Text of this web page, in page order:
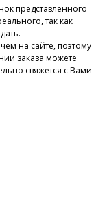
представленного
так как
на сайте, поэтому
заказа можете
свяжется с Вами